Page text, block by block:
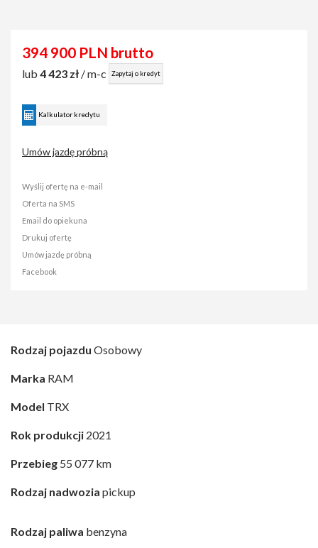
394 900 PLN brutto
lub 4 423 zł / m-c Zapytaj o kredyt
Kalkulator kredytu
Umów jazdę próbną
Wyślij ofertę na e-mail
Oferta na SMS
Email do opiekuna
Drukuj ofertę
Umów jazdę próbną
Facebook
Rodzaj pojazdu Osobowy
Marka RAM
Model TRX
Rok produkcji 2021
Przebieg 55 077 km
Rodzaj nadwozia pickup
Rodzaj paliwa benzyna